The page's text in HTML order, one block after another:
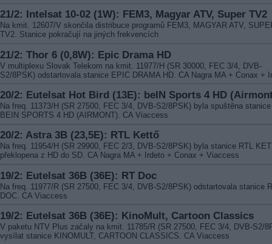
21/2: Intelsat 10-02 (1W): FEM3, Magyar ATV, Super TV2
Na kmit. 12607/V skončila distribuce programů FEM3, MAGYAR ATV,
TV2. Stanice pokračují na jiných frekvencích
21/2: Thor 6 (0,8W): Epic Drama HD
V multiplexu Slovak Telekom na kmit. 11977/H (SR 30000, FEC 3/4, DVB-
S2/8PSK) odstartovala stanice EPIC DRAMA HD. CA Nagra MA + Conax +
20/2: Eutelsat Hot Bird (13E): beIN Sports 4 HD
Na freq. 11373/H (SR 27500, FEC 3/4, DVB-S2/8PSK) byla spuštěna stanice
BEIN SPORTS 4 HD (AIRMONT). CA Viaccess
20/2: Astra 3B (23,5E): RTL Kettő
Na freq. 11954/H (SR 29900, FEC 2/3, DVB-S2/8PSK) byla stanice RTL
překlopena z HD do SD. CA Nagra MA + Irdeto + Conax + Viaccess
19/2: Eutelsat 36B (36E): RT Doc
Na freq. 11977/R (SR 27500, FEC 3/4, DVB-S2/8PSK) odstartovala stanice
DOC. CA Viaccess
19/2: Eutelsat 36B (36E): KinoMult, Cartoon Classics
V paketu NTV Plus začaly na kmit. 11785/R (SR 27500, FEC 3/4, DVB-S2/
vysílat stanice KINOMULT, CARTOON CLASSICS. CA Viaccess